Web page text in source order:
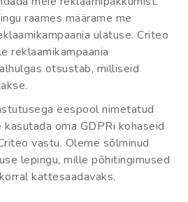
raames määrame me
ulatuse. Criteo
reklaamikampaania
otsustab, milliseid
eespool nimetatud
oma GDPRi kohaseid
vastu. Oleme sõlminud
lepingu, mille põhitingimused
kättesaadavaks.